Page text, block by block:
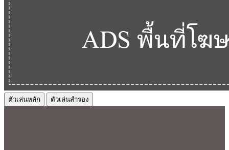
ตัวเล่นหลัก ตัวเล่นสำรอง